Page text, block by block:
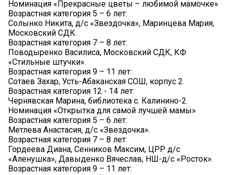
Номинация «Прекрасные цветы – любимой мамочке»
Возрастная категория 5 – 6 лет:
Солынко Никита, д/с «Звездочка», Маринцева Мария,
Московский СДК.
Возрастная категория 7 – 8 лет:
Поводыренко Василиса, Московский СДК, КФ
«Стильные штучки».
Возрастная категория 9 – 11 лет:
Сотаев Захар, Усть-Абаканская СОШ, корпус 2.
Возрастная категория 12 - 14 лет:
Чернявская Марина, библиотека с. Калинино-2.
Номинация «Открытка для самой лучшей мамы»
Возрастная категория 5 – 6 лет:
Метлева Анастасия, д/с «Звездочка».
Возрастная категория 7 – 8 лет:
Гордеева Диана, Сенников Максим, ЦРР д/с
«Аленушка», Давыденко Вячеслав, НШ-д/с «Росток».
Возрастная категория 9 – 11 лет: